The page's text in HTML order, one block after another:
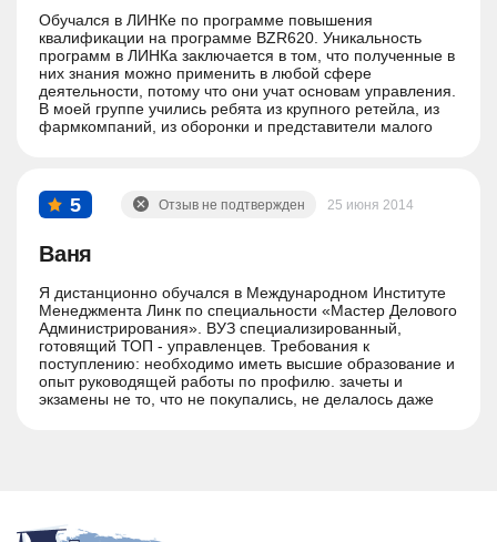
Обучался в ЛИНКе по программе повышения
квалификации на программе BZR620. Уникальность
программ в ЛИНКа заключается в том, что полученные в
них знания можно применить в любой сфере
деятельности, потому что они учат основам управления.
В моей группе учились ребята из крупного ретейла, из
фармкомпаний, из оборонки и представители малого
Соглашусь с моим тезкой, который писал ранее, что в
ЛИНК нельзя договориться и проплатить экзамен. ЛИНК
"торгует дипломами".
5
Ваня
25 июня 2014
Отзыв не подтвержден
Я дистанционно обучался в Международном Институте
Менеджмента Линк по специальности «Мастер Делового
Администрирования». ВУЗ специализированный,
готовящий ТОП - управленцев. Требования к
поступлению: необходимо иметь высшие образование и
опыт руководящей работы по профилю. зачеты и
экзамены не то, что не покупались, не делалось даже